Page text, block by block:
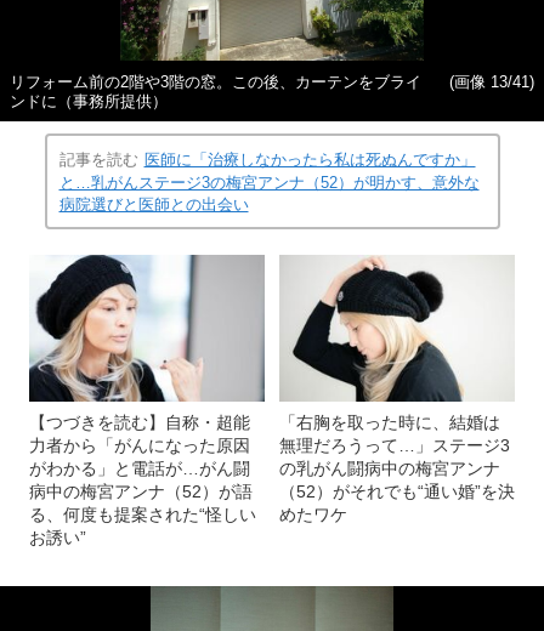
リフォーム前の2階や3階の窓。この後、カーテンをブライ
ンドに（事務所提供）
(画像 13/41)
記事を読む 医師に「治療しなかったら私は死ぬんですか」
と…乳がんステージ3の梅宮アンナ（52）が明かす、意外な
病院選びと医師との出会い
【つづきを読む】自称・超能
力者から「がんになった原因
がわかる」と電話が…がん闘
病中の梅宮アンナ（52）が語
る、何度も提案された“怪しい
お誘い”
「右胸を取った時に、結婚は
無理だろうって…」ステージ3
の乳がん闘病中の梅宮アンナ
（52）がそれでも“通い婚”を決
めたワケ